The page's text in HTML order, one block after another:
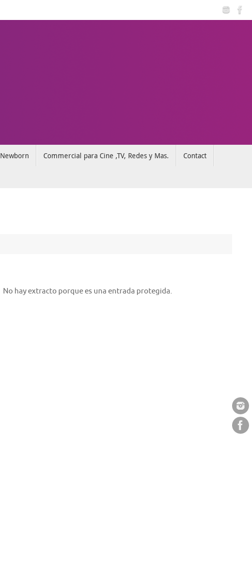
Newborn Commercial para Cine ,TV, Redes y Mas.
Contact
No hay extracto porque es una entrada protegida.